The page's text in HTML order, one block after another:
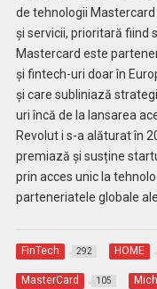
de tehnologii
și servicii, prioritară fiind
Mastercard este
și fintech-uri doar în
și care subliniază
uri încă de la lansarea
Revolut i s-a alăturat în
premiază și susține
prin acces unic la
parteneriatele globale
FinTech 292 HOME
MasterCard 105